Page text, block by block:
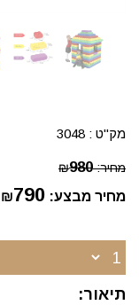
מק"ט : 3048
מחיר: ₪980
מחיר מבצע: ₪790
תיאור: